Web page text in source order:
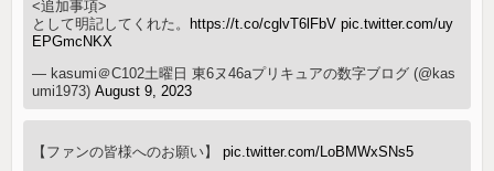
<追加事項>
として明記してくれた。
https://t.co/cglvT6lFbV pic.twitter.com/uy
EPGmcNKX
— kasumi＠C102土曜日 東6ヌ46aプリキュアの数字ブログ (@kas
umi1973)August 9, 2023
【ファンの皆様へのお願い】pic.twitter.com/LoBMWxSNs5